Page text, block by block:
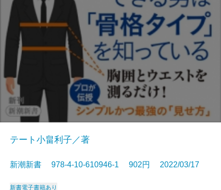
テート小畠利子／著
新潮新書 978-4-10-610946-1 902円 2022/03/17
新書電子書籍あり